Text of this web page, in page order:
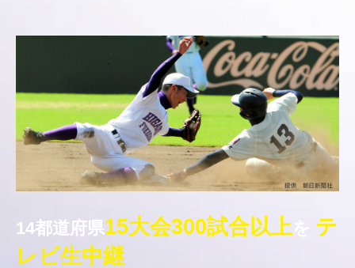
14都道府県15大会300試合以上を
テ
レビ生中継